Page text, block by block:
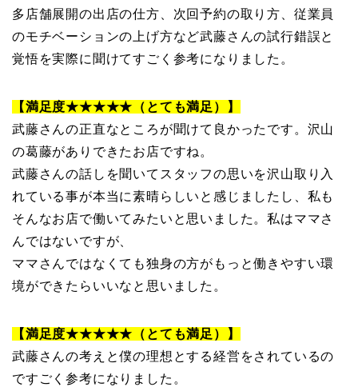
多店舗展開の出店の仕方、次回予約の取り方、従業員
のモチベーションの上げ方など武藤さんの試行錯誤と
覚悟を実際に聞けてすごく参考になりました。
【満足度★★★★★（とても満足）】
武藤さんの正直なところが聞けて良かったです。沢山
の葛藤がありできたお店ですね。
武藤さんの話しを聞いてスタッフの思いを沢山取り入
れている事が本当に素晴らしいと感じましたし、私も
そんなお店で働いてみたいと思いました。私はママさ
んではないですが、
ママさんではなくても独身の方がもっと働きやすい環
境ができたらいいなと思いました。
【満足度★★★★★（とても満足）】
武藤さんの考えと僕の理想とする経営をされているの
ですごく参考になりました。